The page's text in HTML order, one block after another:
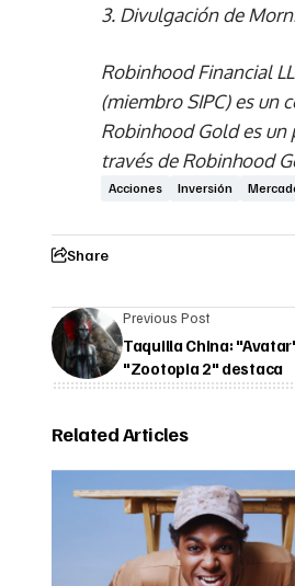
3. Divulgación de
Robinhood Financial
(miembro SIPC) es un
Robinhood Gold es
través de Robinhood
Acciones Inversión
Share
Previous Post
Taquilla China:
"Zootopia 2" destaca
Related Articles